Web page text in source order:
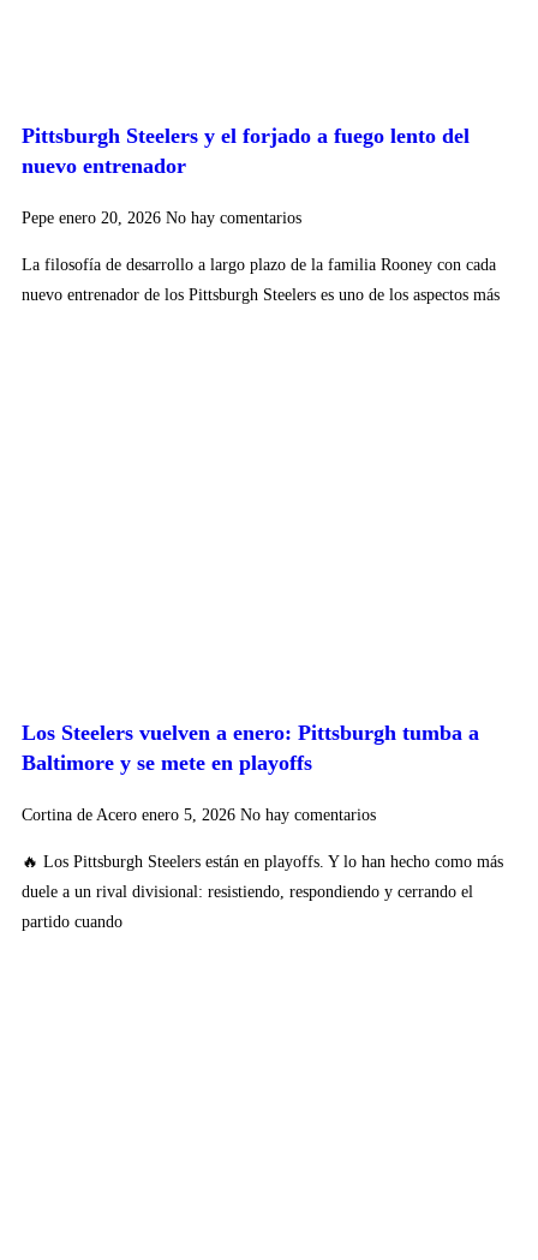
Pittsburgh Steelers y el forjado a fuego lento del
nuevo entrenador
Pepe enero 20, 2026 No hay comentarios
La filosofía de desarrollo a largo plazo de la familia Rooney con cada
nuevo entrenador de los Pittsburgh Steelers es uno de los aspectos más
Los Steelers vuelven a enero: Pittsburgh tumba a
Baltimore y se mete en playoffs
Cortina de Acero enero 5, 2026 No hay comentarios
🔥 Los Pittsburgh Steelers están en playoffs. Y lo han hecho como más
duele a un rival divisional: resistiendo, respondiendo y cerrando el
partido cuando